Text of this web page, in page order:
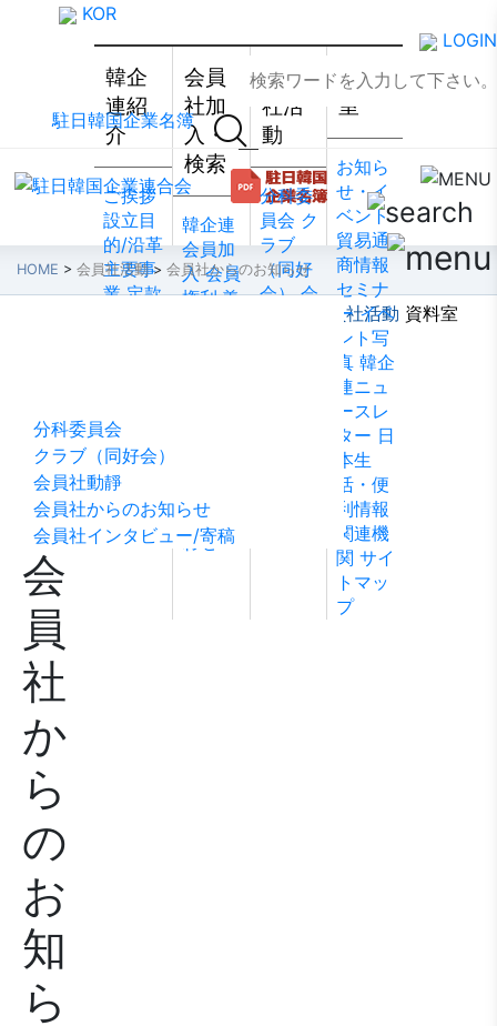
韓企
連紹
介
ご挨拶
設立目
的/沿革
主要事
業 定款
会 東京
支部
ェブア
クセシ
ビリテ
ィ方針
会員
社加
入・
検索
韓企連
会員加
入 会員
権利·義
問い合
わせ
会員
社活
動
分科委
員会 ク
ラブ
（同好
会） 会
資料
室
お知ら
せ・イ
ベント
貿易通
商情報
セミナ
ー イベ
ント写
真 韓企
連ニュ
ースレ
ター 日
本生
活・便
利情報
関連機
関 サイ
トマッ
プ
駐日韓国企業名簿
KOR
LOGIN
会員社活動 資料室
HOME > 会員社活動> 会員社からのお知らせ
分科委員会
クラブ（同好会）
会員社動靜
会員社からのお知らせ
会員社インタビュー/寄稿
会
員
社
か
ら
の
お
知
ら